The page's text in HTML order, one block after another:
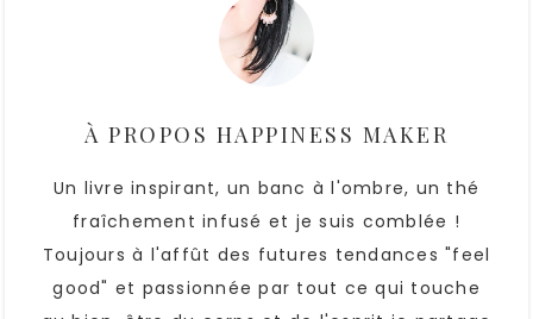
À PROPOS HAPPINESS MAKER
Un livre inspirant, un banc à l'ombre, un thé
fraîchement infusé et je suis comblée !
Toujours à l'affût des futures tendances "feel
good" et passionnée par tout ce qui touche